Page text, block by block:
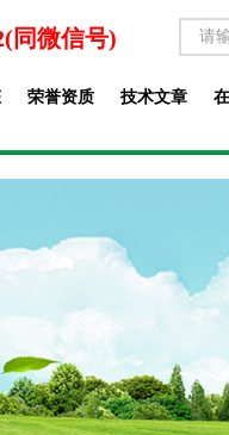
同微信号)
荣誉资质 技术文章